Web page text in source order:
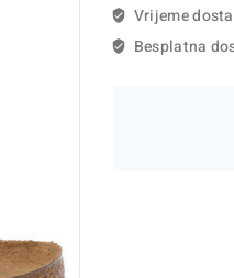
Vrijeme
Besplatna